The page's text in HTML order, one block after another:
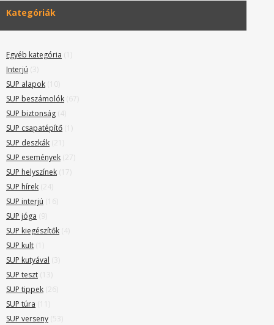
Kategóriák
Egyéb kategória (1)
Interjú (3)
SUP alapok (10)
SUP beszámolók (67)
SUP biztonság (4)
SUP csapatépítő (1)
SUP deszkák (21)
SUP események (27)
SUP helyszínek (17)
SUP hírek (24)
SUP interjú (16)
SUP jóga (9)
SUP kiegészítők (4)
SUP kult (1)
SUP kutyával (3)
SUP teszt (13)
SUP tippek (26)
SUP túra (11)
SUP verseny (53)